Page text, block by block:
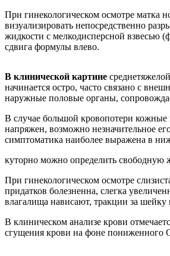
При гинекологическом осмотре матка
визуализировать непосредственно
жидкости с мелкодисперсной взвесью
сдвига формулы влево.
В клинической картине
начинается остро, часто связано с
наружные половые органы,
В случае большой кровопотери
напряжен, возможно незначительное
симптоматика наиболее выражена в
куторно можно определить свободную
При гинекологическом осмотре
придатков болезненна, слегка
влагалища нависают, тракции за шейку
В клиническом анализе крови
сгущения крови на фоне пониженного